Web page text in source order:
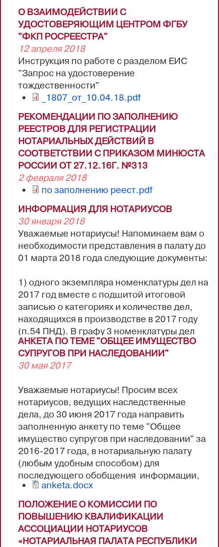
О ВЗАИМОДЕЙСТВИИ С
УДОСТОВЕРЯЮЩИМ ЦЕНТРОМ ФГБУ
"ФКП РОСРЕЕСТРА"
12 апреля 2018
Инструкция по работе с разделом ЕИС
"Запрос на удостоверение
тождественности"
_1807_от_10.04.18.pdf
РЕКОМЕНДАЦИИ ПО ЗАПОЛНЕНИЮ
РЕЕСТРОВ ДЛЯ РЕГИСТРАЦИИ
НОТАРИАЛЬНЫХ ДЕЙСТВИЙ В
СООТВЕТСТВИИ С ПРИКАЗОМ МИНЮСТА
РОССИИ ОТ 27.12.16Г. №313
2 февраля 2018
по заполнению реест.pdf
ИНФОРМАЦИЯ ДЛЯ НОТАРИУСОВ
30 января 2018
Уважаемые нотариусы! Напоминаем вам о
необходимости представления в палату до
01 марта 2018 года следующие документы:
1) одного экземпляра номенклатуры дел на
2017 год вместе с подшитой итоговой
записью о категориях и количестве дел,
находящихся в производстве в 2017 году
(п.54 ПНД). В графу 3 номенклатуры дел
вписывается количество частей/томов
дела, находящихся в производстве в 2017
году. В графе 5 номенклатуры дел
переходящих делах, о неначатых делах и
т.д. (п.51 ПНД)
2) описи дел постоянного, временного
хранения, описи наследственных дел в
двух...
АНКЕТА ПО ТЕМЕ "ОБЩЕЕ ИМУЩЕСТВО
СУПРУГОВ ПРИ НАСЛЕДОВАНИИ"
30 мая 2017
Уважаемые нотариусы! Просим всех
нотариусов, ведущих наследственные
дела, до 30 июня 2017 года направить
заполненную анкету по теме "Общее
имущество супругов при наследовании" за
2016-2017 года, в нотариальную палату
(любым удобным способом) для
последующего обобщения информации,
содержащейся в анкете.
anketa.docx
ПОЛОЖЕНИЕ О КОМИССИИ ПО
ПОВЫШЕНИЮ КВАЛИФИКАЦИИ
АССОЦИАЦИИ НОТАРИУСОВ
«НОТАРИАЛЬНАЯ ПАЛАТА РЕСПУБЛИКИ